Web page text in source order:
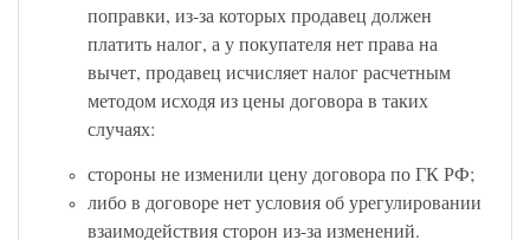
поправки, из-за которых продавец должен
платить налог, а у покупателя нет права на
вычет, продавец исчисляет налог расчетным
методом исходя из цены договора в таких
случаях:
стороны не изменили цену договора по ГК РФ;
либо в договоре нет условия об урегулировании
взаимодействия сторон из-за изменений.